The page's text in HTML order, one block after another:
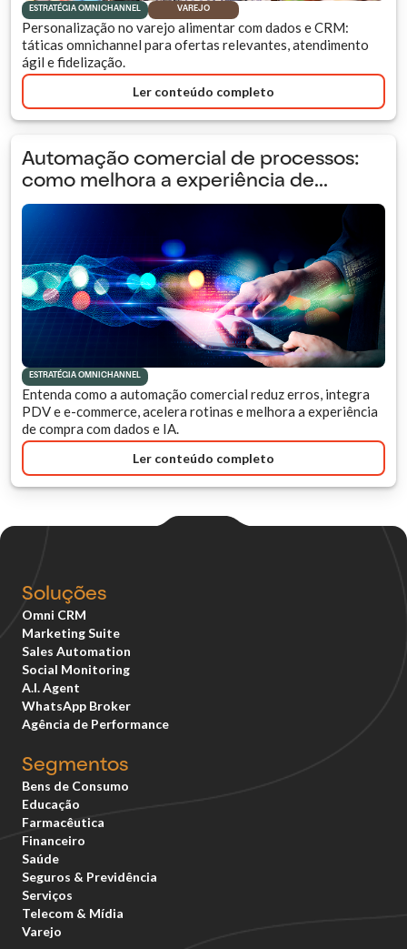
ESTRATÉGIA OMNICHANNEL VAREJO
Personalização no varejo alimentar com dados e CRM:
táticas omnichannel para ofertas relevantes, atendimento
ágil e fidelização.
Ler conteúdo completo
Automação comercial de processos:
como melhora a experiência de...
ESTRATÉGIA OMNICHANNEL
Entenda como a automação comercial reduz erros, integra
PDV e e-commerce, acelera rotinas e melhora a experiência
de compra com dados e IA.
Ler conteúdo completo
Soluções
Omni CRM
Marketing Suite
Sales Automation
Social Monitoring
A.I. Agent
WhatsApp Broker
Agência de Performance
Segmentos
Bens de Consumo
Educação
Farmacêutica
Financeiro
Saúde
Seguros & Previdência
Serviços
Telecom & Mídia
Varejo